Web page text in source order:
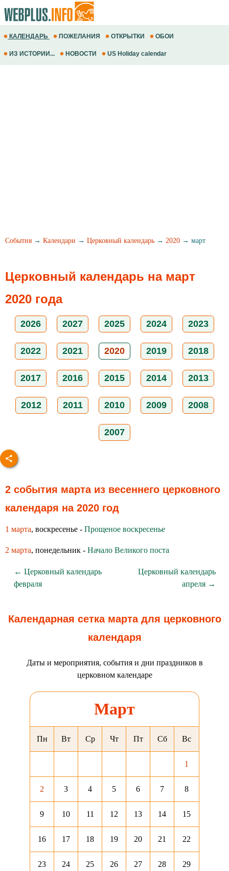
КАЛЕНДАРЬ ПОЖЕЛАНИЯ ОТКРЫТКИ ОБОИ
ИЗ ИСТОРИИ... НОВОСТИ US Holiday calendar
События → Календари → Церковный календарь → 2020 → март
Церковный календарь на март
2020 года
2026 2027 2025 2024 2023
2022 2021 2020 2019 2018
2017 2016 2015 2014 2013
2012 2011 2010 2009 2008
2007
2 события марта из весеннего церковного
календаря на 2020 год
1 марта, воскресенье - Прощеное воскресенье
2 марта, понедельник - Начало Великого поста
← Церковный календарь
февраля
Церковный календарь
апреля →
Календарная сетка марта для церковного
календаря
Даты и мероприятия, события и дни праздников в
церковном календаре
Март
Пн Вт Ср Чт Пт Сб Вс
1
2 3 4 5 6 7 8
9 10 11 12 13 14 15
16 17 18 19 20 21 22
23 24 25 26 27 28 29